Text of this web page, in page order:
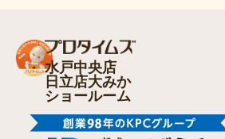
水戸中央店
日立店大みか
ショールーム